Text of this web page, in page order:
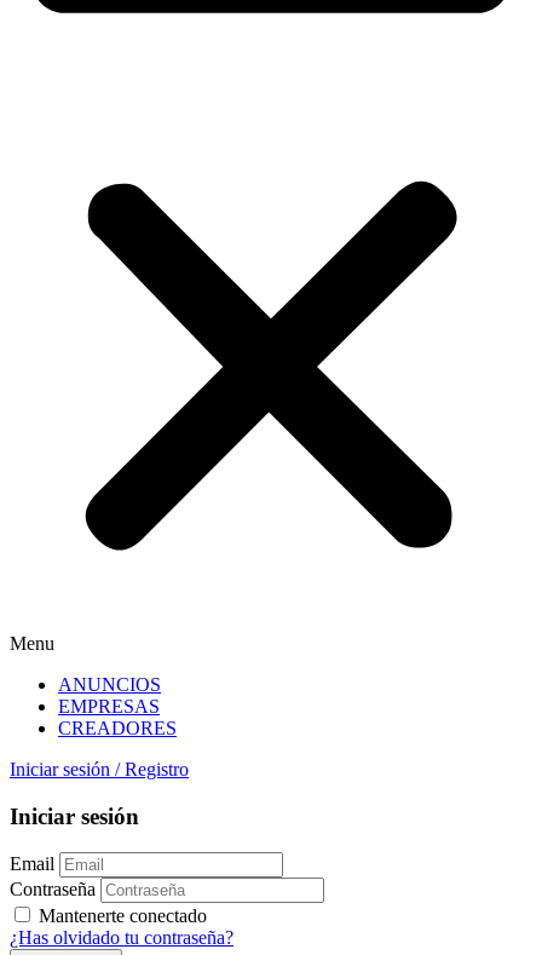
Menu
ANUNCIOS
EMPRESAS
CREADORES
Iniciar sesión / Registro
Iniciar sesión
Email
Contraseña
Mantenerte conectado
¿Has olvidado tu contraseña?